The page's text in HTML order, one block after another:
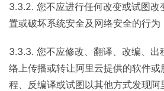
3.3.2. 您不应进行任何改变或试图改
置或破坏系统安全及网络安全的行为
3.3.3. 您不应修改、翻译、改编、出
络上传播或转让阿里云提供的软件
程、反编译或试图以其他方式发现